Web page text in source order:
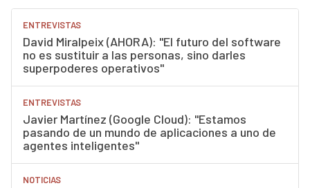
ENTREVISTAS
David Miralpeix (AHORA): "El futuro del software
no es sustituir a las personas, sino darles
superpoderes operativos"
ENTREVISTAS
Javier Martínez (Google Cloud): "Estamos
pasando de un mundo de aplicaciones a uno de
agentes inteligentes"
NOTICIAS